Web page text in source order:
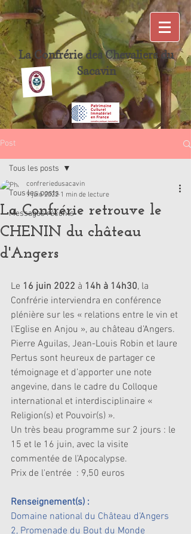
La Confrérie des Chevaliers du
Sacavin
Post
Tous les posts
Messages récents
Tous les posts
La Confrérie retrouve le
CHENIN du château
d'Angers
confreriedusacavin
9 juin 2022 1 min de lecture
Le 16 juin 2022 à 14h à 14h30, la
Confrérie interviendra en conférence
plénière sur les « relations entre le vin et
l’Eglise en Anjou », au château d’Angers.
Pierre Aguilas, Jean-Louis Robin et laure
Pertus sont heureux de partager ce
témoignage et d’apporter une note
angevine, dans le cadre du Colloque
international et interdisciplinaire «
Religion(s) et Pouvoir(s) ».
Un très beau programme sur 2 jours : le
15 et le 16 juin, avec la visite
commentée de l'Apocalypse.
Prix de l'entrée  : 9,50 euros
Renseignement(s) :
Domaine national du Château d’Angers
2, Promenade du Bout du Monde